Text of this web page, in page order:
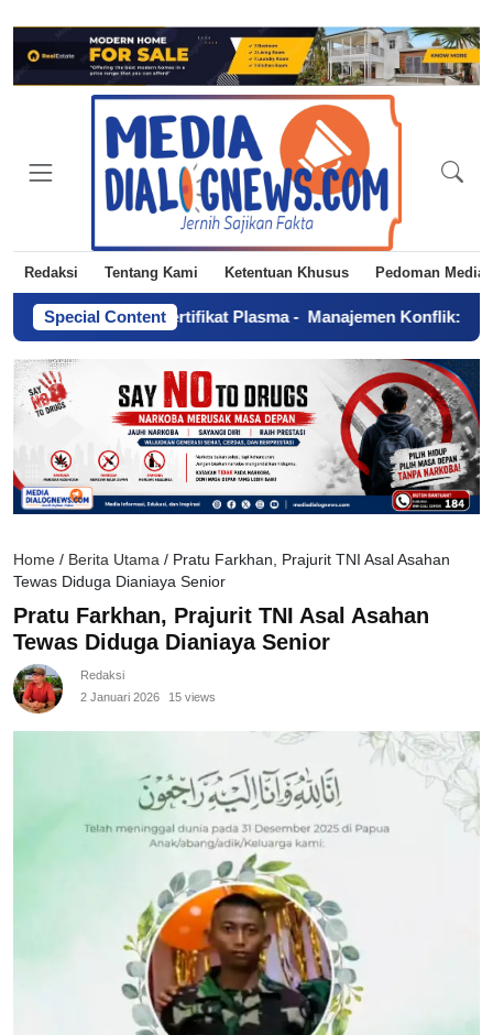
Redaksi Tentang Kami Ketentuan Khusus Pedoman Media
Special Content
HGU dan Sertifikat Plasma- Manajemen Konflik: Mengubah
Home / Berita Utama / Pratu Farkhan, Prajurit TNI Asal Asahan
Tewas Diduga Dianiaya Senior
Pratu Farkhan, Prajurit TNI Asal Asahan
Tewas Diduga Dianiaya Senior
Redaksi
2 Januari 2026
15 views